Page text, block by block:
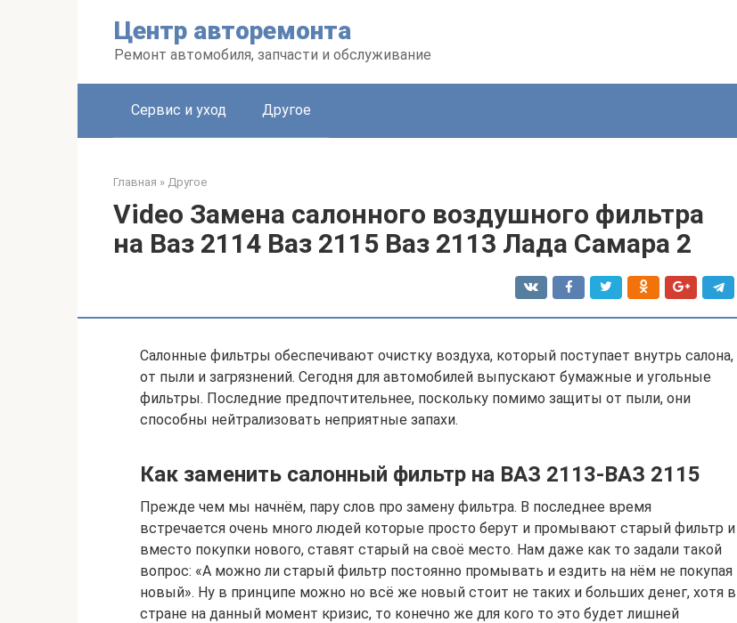
Центр авторемонта
Ремонт автомобиля, запчасти и обслуживание
Сервис и уход Другое
Главная » Другое
Video Замена салонного воздушного фильтра
на Ваз 2114 Ваз 2115 Ваз 2113 Лада Самара 2
Салонные фильтры обеспечивают очистку воздуха, который поступает внутрь салона,
от пыли и загрязнений. Сегодня для автомобилей выпускают бумажные и угольные
фильтры. Последние предпочтительнее, поскольку помимо защиты от пыли, они
способны нейтрализовать неприятные запахи.
Как заменить салонный фильтр на ВАЗ 2113-ВАЗ 2115
Прежде чем мы начнём, пару слов про замену фильтра. В последнее время
встречается очень много людей которые просто берут и промывают старый фильтр и
вместо покупки нового, ставят старый на своё место. Нам даже как то задали такой
вопрос: «А можно ли старый фильтр постоянно промывать и ездить на нём не покупая
новый». Ну в принципе можно но всё же новый стоит не таких и больших денег, хотя в
стране на данный момент кризис, то конечно же для кого то это будет лишней